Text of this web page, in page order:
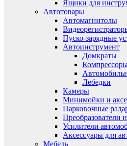
Ящики для
Автотовары
Автомагнитолы
Пуско-зарядные
Автоинструмент
Домкраты
Лебедки
Камеры
Минимойки и
Парковочные
Преобразователи
Усилители
Аксессуары для
Мебель